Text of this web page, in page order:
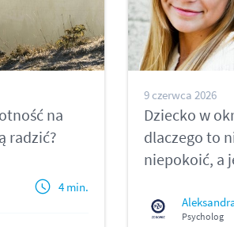
na
radzić?
4 min.
9 czerwca 2026
Dziecko w
dlaczego to
niepokoić, a
Psycholog